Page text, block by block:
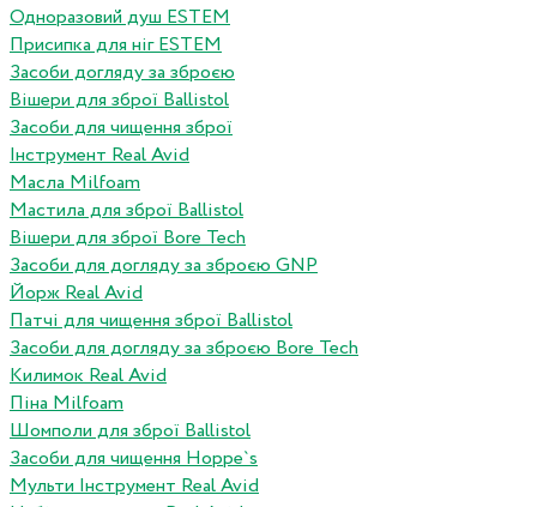
Одноразовий душ ESTEM
Присипка для ніг ESTEM
Засоби догляду за зброєю
Вішери для зброї Ballistol
Засоби для чищення зброї
Інструмент Real Avid
Масла Milfoam
Мастила для зброї Ballistol
Вішери для зброї Bore Tech
Засоби для догляду за зброєю GNP
Йорж Real Avid
Патчі для чищення зброї Ballistol
Засоби для догляду за зброєю Bore Tech
Килимок Real Avid
Піна Milfoam
Шомполи для зброї Ballistol
Засоби для чищення Hoppe`s
Мульти Інструмент Real Avid